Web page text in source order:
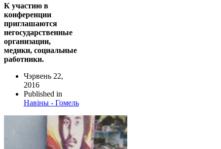
К участию в
конференции
приглашаются
негосударственные
организации,
медики, социальные
работники.
Чэрвень 22,
2016
Published in
Навіны - Гомель